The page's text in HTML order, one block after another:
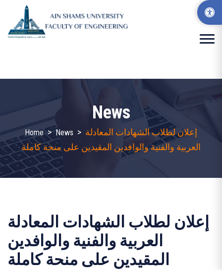
News
Home > News > إعلان لطلاب الشهادات المعادلة
العربية والفنية والوافدين المقيدين على منحة كاملة
إعلان لطلاب الشهادات المعادلة
العربية والفنية والوافدين
المقيدين على منحة كاملة